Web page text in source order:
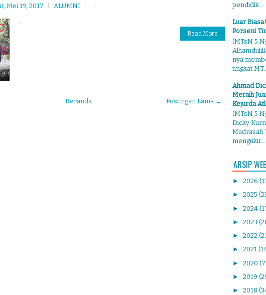
Mei 19, 2017
ALUMNI
Read More
Postingan Lama →
Beranda
pendidik...
Luar
Porseni
(MTsN 5
nya
tingkat MT...
Ahmad
Meraih
Kejurda
(MTsN 5
Dicky
Madrasah
mengukir...
ARSIP
► 2026
► 2025
► 2024
► 2023
► 2022
► 2021
► 2020
► 2019
► 2018